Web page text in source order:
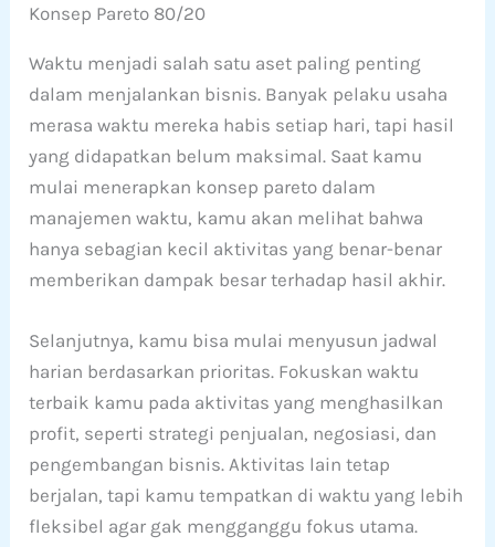
Konsep Pareto 80/20
Waktu menjadi salah satu aset paling penting
dalam menjalankan bisnis. Banyak pelaku usaha
merasa waktu mereka habis setiap hari, tapi hasil
yang didapatkan belum maksimal. Saat kamu
mulai menerapkan konsep pareto dalam
manajemen waktu, kamu akan melihat bahwa
hanya sebagian kecil aktivitas yang benar-benar
memberikan dampak besar terhadap hasil akhir.
Selanjutnya, kamu bisa mulai menyusun jadwal
harian berdasarkan prioritas. Fokuskan waktu
terbaik kamu pada aktivitas yang menghasilkan
profit, seperti strategi penjualan, negosiasi, dan
pengembangan bisnis. Aktivitas lain tetap
berjalan, tapi kamu tempatkan di waktu yang lebih
fleksibel agar gak mengganggu fokus utama.